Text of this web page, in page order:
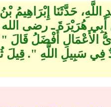
اللَّهِ، حَدَّثَنَا
هُرَيْرَةَ ـ رضى الله
الأَعْمَالِ أَفْضَلُ قَالَ ‏"‏
فِي سَبِيلِ اللَّهِ ‏"‏‏.‏ قِيلَ